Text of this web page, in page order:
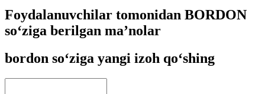
Foydalanuvchilar tomonidan BORDON
so‘ziga berilgan ma’nolar
bordon so‘ziga yangi izoh qo‘shing